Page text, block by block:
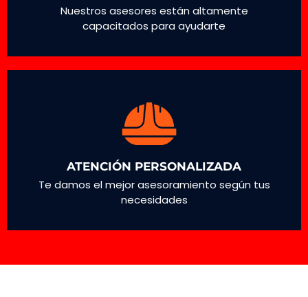
Nuestros asesores están altamente
capacitados para ayudarte
ATENCIÓN PERSONALIZADA
Te damos el mejor asesoramiento según tus
necesidades